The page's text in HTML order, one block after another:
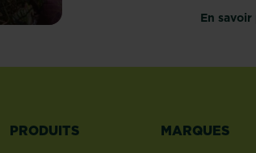
En savoir
PRODUITS MARQUES